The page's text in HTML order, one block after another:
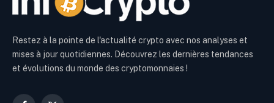
Restez à la pointe de l'actualité crypto avec nos analyses et
mises à jour quotidiennes. Découvrez les dernières tendances
et évolutions du monde des cryptomonnaies !